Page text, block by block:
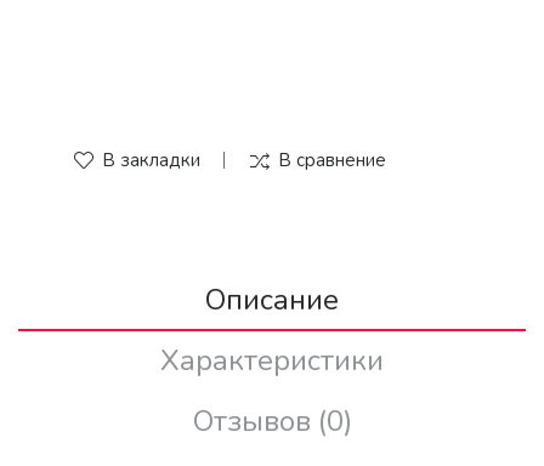
В закладки В сравнение
Описание
Характеристики
Отзывов (0)